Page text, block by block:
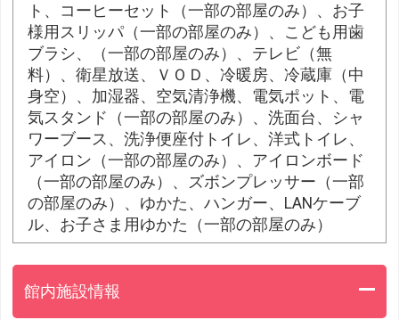
ト、コーヒーセット（一部の部屋のみ）、お子
様用スリッパ（一部の部屋のみ）、こども用歯
ブラシ、（一部の部屋のみ）、テレビ（無
料）、衛星放送、ＶＯＤ、冷暖房、冷蔵庫（中
身空）、加湿器、空気清浄機、電気ポット、電
気スタンド（一部の部屋のみ）、洗面台、シャ
ワーブース、洗浄便座付トイレ、洋式トイレ、
アイロン（一部の部屋のみ）、アイロンボード
（一部の部屋のみ）、ズボンプレッサー（一部
の部屋のみ）、ゆかた、ハンガー、LANケーブ
ル、お子さま用ゆかた（一部の部屋のみ）
館内施設情報